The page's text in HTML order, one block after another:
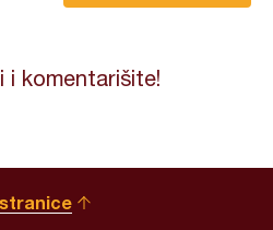
i komentarišite!